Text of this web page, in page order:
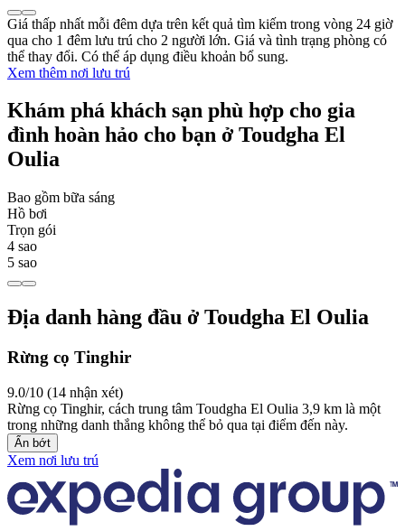
Giá thấp nhất mỗi đêm dựa trên kết quả tìm kiếm trong vòng 24 giờ
qua cho 1 đêm lưu trú cho 2 người lớn. Giá và tình trạng phòng có
thể thay đổi. Có thể áp dụng điều khoản bổ sung.
Xem thêm nơi lưu trú
Khám phá khách sạn phù hợp cho gia
đình hoàn hảo cho bạn ở Toudgha El
Oulia
Bao gồm bữa sáng
Hồ bơi
Trọn gói
4 sao
5 sao
Địa danh hàng đầu ở Toudgha El Oulia
Rừng cọ Tinghir
9.0/10 (14 nhận xét)
Rừng cọ Tinghir, cách trung tâm Toudgha El Oulia 3,9 km là một
trong những danh thắng không thể bỏ qua tại điểm đến này.
Ẩn bớt
Xem nơi lưu trú